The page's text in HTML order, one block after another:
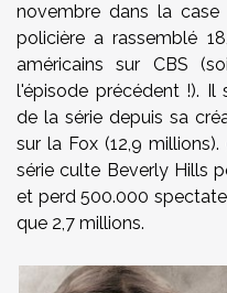
novembre dans la case
policière a rassemblé
américains sur CBS
l'épisode précédent !). Il
de la série depuis sa
sur la Fox (12,9 millions).
série culte Beverly Hills
et perd 500.000
que 2,7 millions.